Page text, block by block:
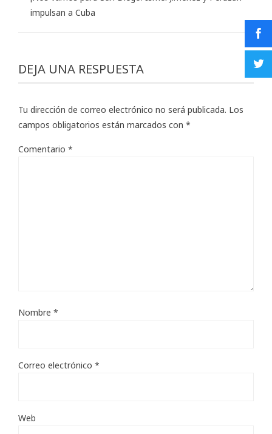
impulsan a Cuba
DEJA UNA RESPUESTA
Tu dirección de correo electrónico no será publicada. Los
campos obligatorios están marcados con *
Comentario *
Nombre *
Correo electrónico *
Web